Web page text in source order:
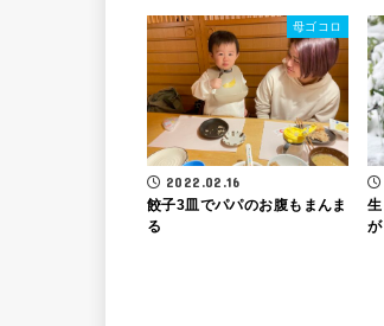
母ゴコロ
2022.02.16
餃子3皿でパパのお腹もまんま
る
が